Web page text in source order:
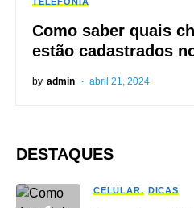
Como saber quais
estão cadastrados
by admin abril 21, 2024
DESTAQUES
CELULAR DICAS